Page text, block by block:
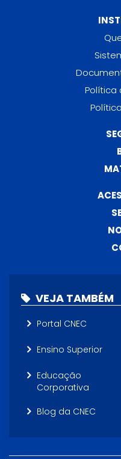
Política
VEJA TAMBÉM
Portal CNEC
Ensino Superior
Educação
Corporativa
Blog da CNEC